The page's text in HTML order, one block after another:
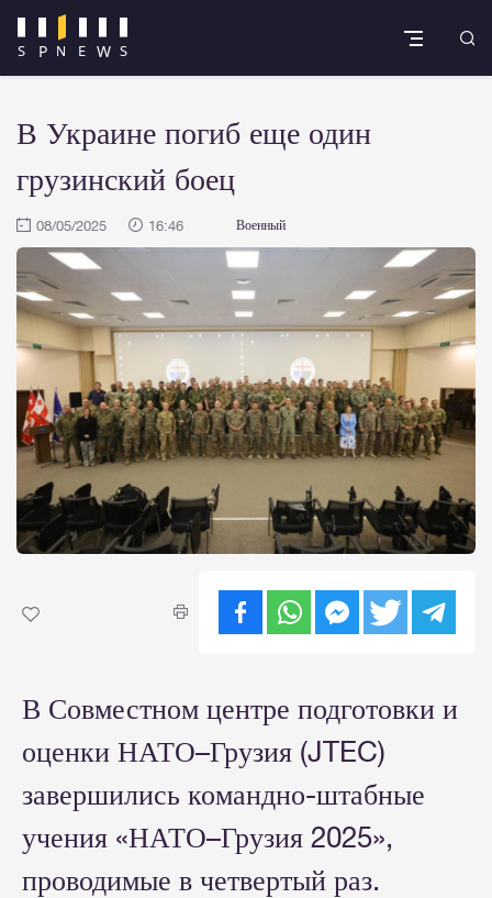
В Украине погиб еще один
грузинский боец
08/05/2025 16:46 Военный
В Совместном центре подготовки и
оценки НАТО–Грузия (JTEC)
завершились командно-штабные
учения «НАТО–Грузия 2025»,
проводимые в четвертый раз.